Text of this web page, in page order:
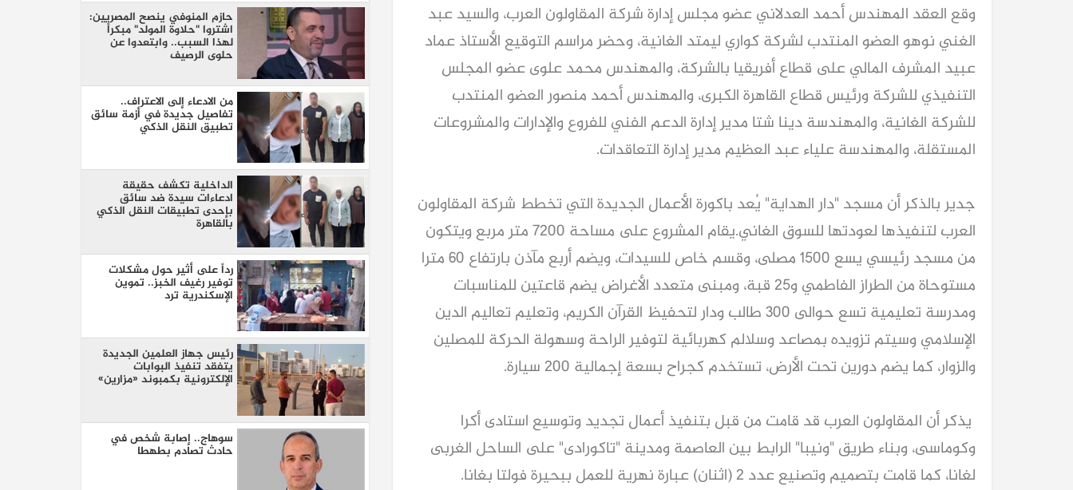
وقع العقد المهندس أحمد العدلاني عضو مجلس إدارة شركة المقاولون العرب، والسيد عبد
الغني نوهو العضو المنتدب لشركة كواري ليمتد الغانية، وحضر مراسم التوقيع الأستاذ عماد
عبيد المشرف المالي على قطاع أفريقيا بالشركة، والمهندس محمد علوى عضو المجلس
التنفيذي للشركة ورئيس قطاع القاهرة الكبرى، والمهندس أحمد منصور العضو المنتدب
للشركة الغانية، والمهندسة دينا شتا مدير إدارة الدعم الفني للفروع والإدارات والمشروعات
المستقلة، والمهندسة علياء عبد العظيم مدير إدارة التعاقدات.
جدير بالذكر أن مسجد "دار الهداية" يُعد باكورة الأعمال الجديدة التي تخطط شركة المقاولون
العرب لتنفيذها لعودتها للسوق الغاني.يقام المشروع على مساحة 7200 متر مربع ويتكون
من مسجد رئيسي يسع 1500 مصلى، وقسم خاص للسيدات، ويضم أربع مآذن بارتفاع 60 مترا
مستوحاة من الطراز الفاطمي و25 قبة، ومبنى متعدد الأغراض يضم قاعتين للمناسبات
ومدرسة تعليمية تسع حوالى 300 طالب ودار لتحفيظ القرآن الكريم، وتعليم تعاليم الدين
الإسلامي وسيتم تزويده بمصاعد وسلالم كهربائية لتوفير الراحة وسهولة الحركة للمصلين
والزوار، كما يضم دورين تحت الأرض، تستخدم كجراح بسعة إجمالية 200 سيارة.
يذكر أن المقاولون العرب قد قامت من قبل بتنفيذ أعمال تجديد وتوسيع استادى أكرا
وكوماسى، وبناء طريق "ونيبا" الرابط بين العاصمة ومدينة "تاكورادى" على الساحل الغربى
لغانا، كما قامت بتصميم وتصنيع عدد 2 (اثنان) عبارة نهرية للعمل ببحيرة فولتا بغانا.
​حازم المنوفي ينصح المصريين:
اشتروا "حلاوة المولد" مبكراً
لهذا السبب.. وابتعدوا عن
حلوى الرصيف
من الادعاء إلى الاعتراف..
تفاصيل جديدة في أزمة سائق
تطبيق النقل الذكي
الداخلية تكشف حقيقة
ادعاءات سيدة ضد سائق
بإحدى تطبيقات النقل الذكي
بالقاهرة
رداً على أثير حول مشكلات
توفير رغيف الخبز.. تموين
الإسكندرية ترد
رئيس جهاز العلمين الجديدة
يتفقد تنفيذ البوابات
الإلكترونية بكمبوند «مزارين»
سوهاج.. إصابة شخص في
حادث تصادم بطهطا